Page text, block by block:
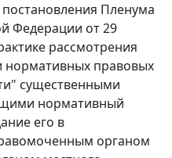
постановления Пленума
Федерации от 29
рассмотрения
нормативных правовых
существенными
нормативный
его в
органом